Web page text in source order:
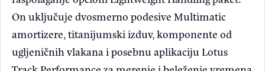
On uključuje dvosmerno podesive Multimatic
amortizere, titanijumski izduv, komponente od
ugljeničnih vlakana i posebnu aplikaciju Lotus